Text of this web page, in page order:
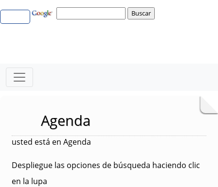
Agenda
usted está en Agenda
Despliegue las opciones de búsqueda haciendo clic
en la lupa